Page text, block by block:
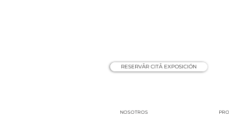
RESERVÅR CITÅ EXPOSICIÓN
NOSOTROS